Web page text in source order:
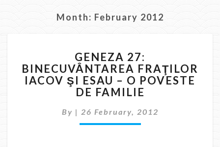
Month: February 2012
27:
BINECUVÂNTAREA
FRAŢILOR
IACOV
ESAU
–
GENEZA 27:
BINECUVÂNTAREA FRAŢILOR
IACOV ŞI ESAU – O POVESTE
DE FAMILIE
By | 26 February, 2012